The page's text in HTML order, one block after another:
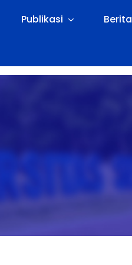
Publikasi Berita